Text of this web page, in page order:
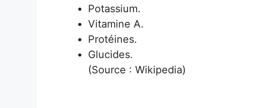
Potassium.
Vitamine A.
Protéines.
Glucides.
(Source : Wikipedia)